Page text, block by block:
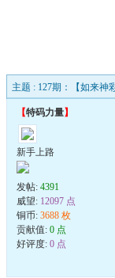
主题 : 127期：【如来神
【特码力量】
新手上路
发帖: 4391
威望: 12097 点
铜币: 3688 枚
贡献值: 0 点
好评度: 0 点